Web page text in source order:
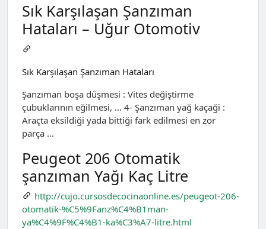
Sık Karşılaşan Şanzıman
Hataları – Uğur Otomotiv
Sık Karşılaşan Şanzıman Hataları
Şanzıman boşa düşmesi : Vites değiştirme
çubuklarının eğilmesi, … 4- Şanzıman yağ kaçaği :
Araçta eksildiği yada bittiği fark edilmesi en zor
parça …
Peugeot 206 Otomatik
şanzıman Yağı Kaç Litre
http://cujo.cursosdecocinaonline.es/peugeot-206-
otomatik-%C5%9Fanz%C4%B1man-
ya%C4%9F%C4%B1-ka%C3%A7-litre.html